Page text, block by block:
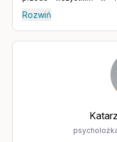
siebie i odzyskać
dialog, który prowadzi
człowieka, ale także
tematów wymaga
własnymi słabościami
Wyrażanie tego, czego
budowanie relacji
rozwoju, a rozwój to jeden
Rozwiń